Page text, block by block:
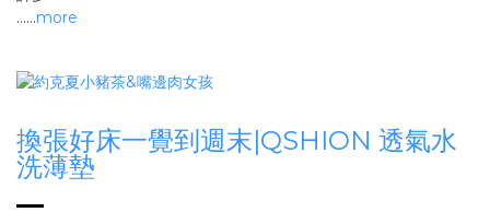
......more
換張好床一覺到週末|QSHION 透氣水
洗薄墊